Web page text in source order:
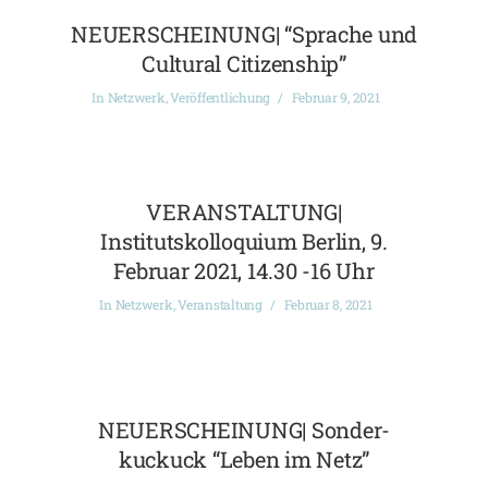
NEUERSCHEINUNG| “Sprache und
Cultural Citizenship”
In Netzwerk,Veröffentlichung Februar 9, 2021
VERANSTALTUNG|
Institutskolloquium Berlin, 9.
Februar 2021, 14.30 -16 Uhr
In Netzwerk,Veranstaltung Februar 8, 2021
NEUERSCHEINUNG| Sonder-
kuckuck “Leben im Netz”